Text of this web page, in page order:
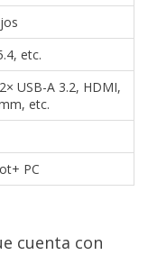
etc.
USB-A 3.2, HDMI,
etc.
PC
cuenta con